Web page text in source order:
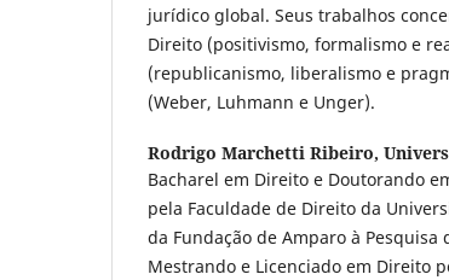
jurídico global. Seus trabalhos
Direito (positivismo, formalismo e
(republicanismo, liberalismo e
(Weber, Luhmann e Unger).
Rodrigo Marchetti Ribeiro,
Bacharel em Direito e Doutorando
pela Faculdade de Direito da
da Fundação de Amparo à Pesquisa
Mestrando e Licenciado em Direito